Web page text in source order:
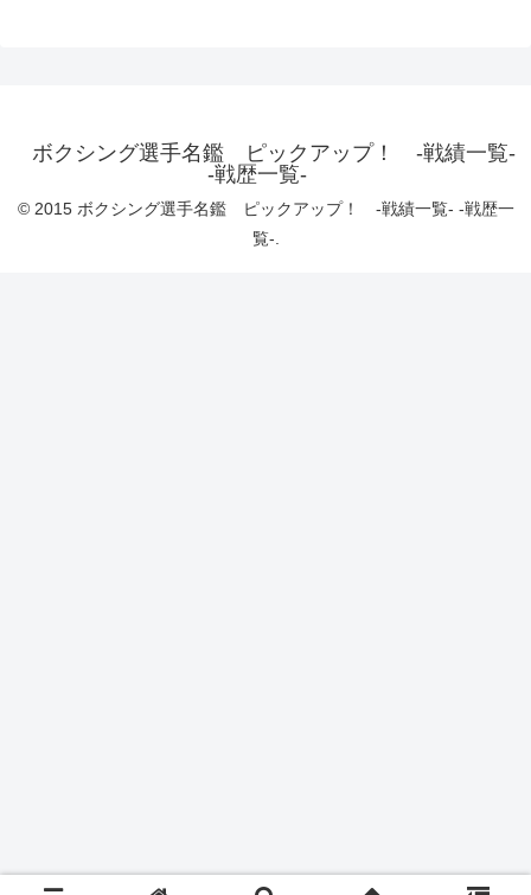
ボクシング選手名鑑 ピックアップ！ -戦績一覧-
-戦歴一覧-
© 2015 ボクシング選手名鑑 ピックアップ！ -戦績一覧- -戦歴一
覧-.